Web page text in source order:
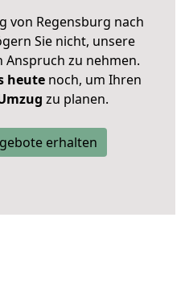
von Regensburg nach
Sie nicht, unsere
zu nehmen.
heutenoch, um Ihren
zu planen.
erhalten